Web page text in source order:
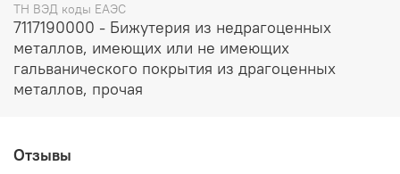
ТН ВЭД коды ЕАЭС
7117190000 - Бижутерия из недрагоценных
металлов, имеющих или не имеющих
гальванического покрытия из драгоценных
металлов, прочая
Отзывы